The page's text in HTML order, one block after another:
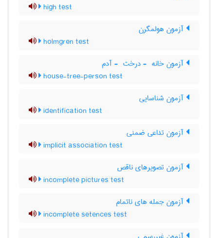
high test
آزمون هولمگرن
holmgren test
آزمون خانه ‎ - درخت ‎ - آدم
house-tree-person test
آزمون شناسایی
identification test
آزمون تداعی ضمنی
implicit association test
آزمون تصویرهای ناقص
incomplete pictures test
آزمون جمله های ناتمام
incomplete setences test